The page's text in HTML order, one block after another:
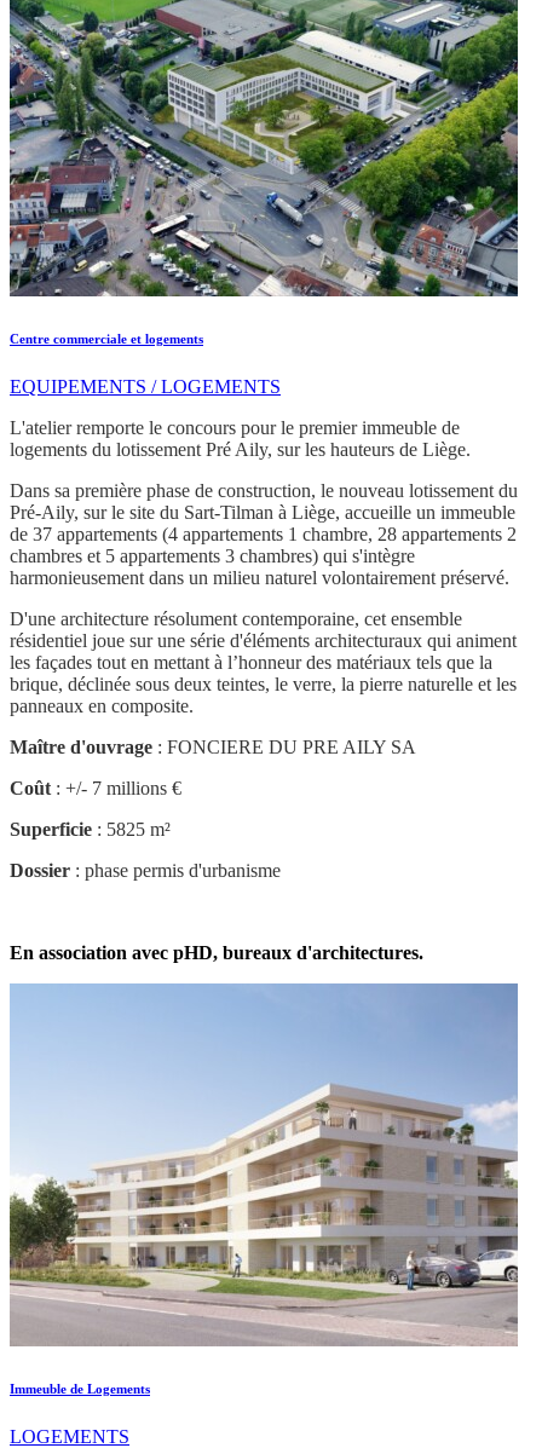
Centre commerciale et logements
EQUIPEMENTS / LOGEMENTS
L'atelier remporte le concours pour le premier immeuble de
logements du lotissement Pré Aily, sur les hauteurs de Liège.
Dans sa première phase de construction, le nouveau lotissement du
Pré-Aily, sur le site du Sart-Tilman à Liège, accueille un immeuble
de 37 appartements (4 appartements 1 chambre, 28 appartements 2
chambres et 5 appartements 3 chambres) qui s'intègre
harmonieusement dans un milieu naturel volontairement préservé.
D'une architecture résolument contemporaine, cet ensemble
résidentiel joue sur une série d'éléments architecturaux qui animent
les façades tout en mettant à l’honneur des matériaux tels que la
brique, déclinée sous deux teintes, le verre, la pierre naturelle et les
panneaux en composite.
Maître d'ouvrage : FONCIERE DU PRE AILY SA
Coût : +/- 7 millions €
Superficie : 5825 m²
Dossier : phase permis d'urbanisme
En association avec pHD, bureaux d'architectures.
Immeuble de Logements
LOGEMENTS